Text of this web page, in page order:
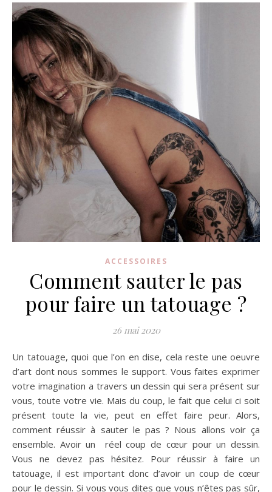
ACCESSOIRES
Comment sauter le pas
pour faire un tatouage ?
26 mai 2020
Un tatouage, quoi que l’on en dise, cela reste une oeuvre
d’art dont nous sommes le support. Vous faites exprimer
votre imagination a travers un dessin qui sera présent sur
vous, toute votre vie. Mais du coup, le fait que celui ci soit
présent toute la vie, peut en effet faire peur. Alors,
comment réussir à sauter le pas ? Nous allons voir ça
ensemble. Avoir un réel coup de cœur pour un dessin.
Vous ne devez pas hésitez. Pour réussir à faire un
tatouage, il est important donc d’avoir un coup de cœur
pour le dessin. Si vous vous dites que vous n’êtes pas sûr,